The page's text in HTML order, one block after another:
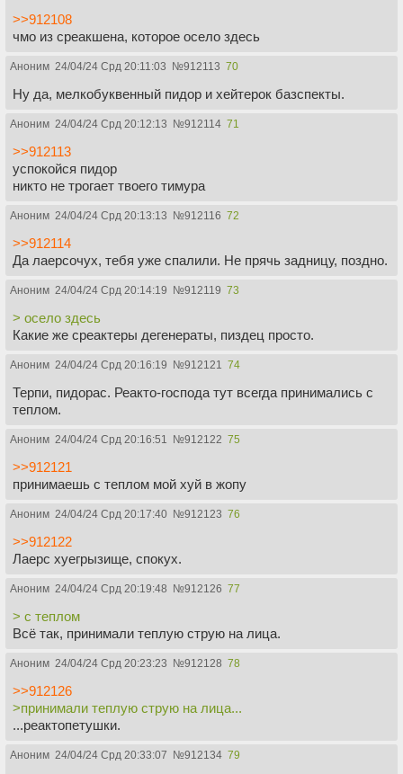
>>912108
чмо из среакшена, которое осело здесь
Аноним 24/04/24 Срд 20:11:03 №912113 70
Ну да, мелкобуквенный пидор и хейтерок базспекты.
Аноним 24/04/24 Срд 20:12:13 №912114 71
>>912113
успокойся пидор
никто не трогает твоего тимура
Аноним 24/04/24 Срд 20:13:13 №912116 72
>>912114
Да лаерсочух, тебя уже спалили. Не прячь задницу, поздно.
Аноним 24/04/24 Срд 20:14:19 №912119 73
> осело здесь
Какие же среактеры дегенераты, пиздец просто.
Аноним 24/04/24 Срд 20:16:19 №912121 74
Терпи, пидорас. Реакто-господа тут всегда принимались с
теплом.
Аноним 24/04/24 Срд 20:16:51 №912122 75
>>912121
принимаешь с теплом мой хуй в жопу
Аноним 24/04/24 Срд 20:17:40 №912123 76
>>912122
Лаерс хуегрызище, спокух.
Аноним 24/04/24 Срд 20:19:48 №912126 77
> с теплом
Всё так, принимали теплую струю на лица.
Аноним 24/04/24 Срд 20:23:23 №912128 78
>>912126
>принимали теплую струю на лица...
...реактопетушки.
Аноним 24/04/24 Срд 20:33:07 №912134 79